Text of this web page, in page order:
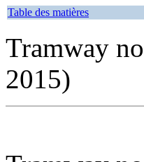
Table des matières
Tramway
2015)